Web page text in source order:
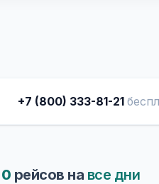
+7 (800) 333-81-21
0 рейсов на все дни